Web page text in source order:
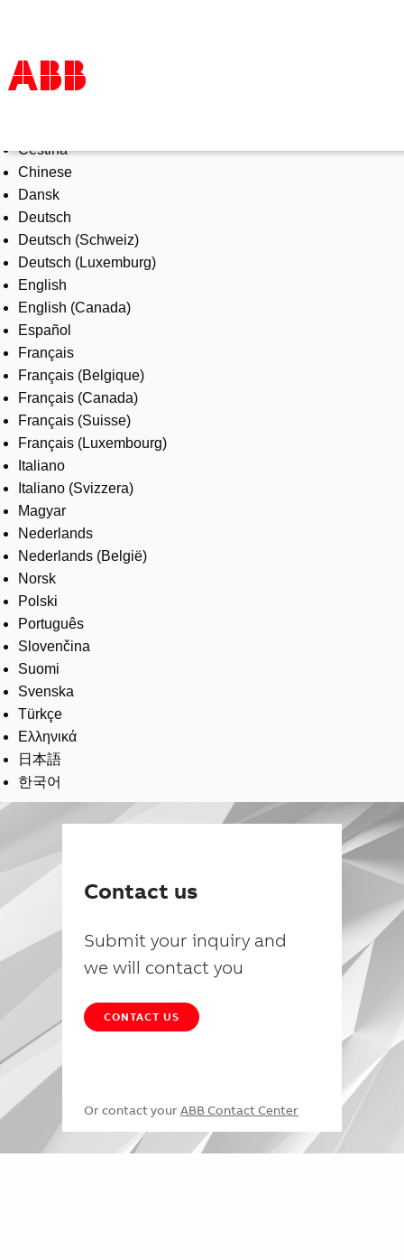
Products & Solutions
Industries
Services
About us
Where to buy
Contact us
Careers
Čeština
Chinese
Dansk
Deutsch
Deutsch (Schweiz)
Deutsch (Luxemburg)
English
English (Canada)
Español
Français
Français (Belgique)
Français (Canada)
Français (Suisse)
Français (Luxembourg)
Italiano
Italiano (Svizzera)
Magyar
Nederlands
Nederlands (België)
Norsk
Polski
Português
Slovenčina
Suomi
Svenska
Türkçe
Ελληνικά
日本語
한국어
Contact us
Submit your inquiry and
we will contact you
CONTACT US
Or contact your ABB Contact Center